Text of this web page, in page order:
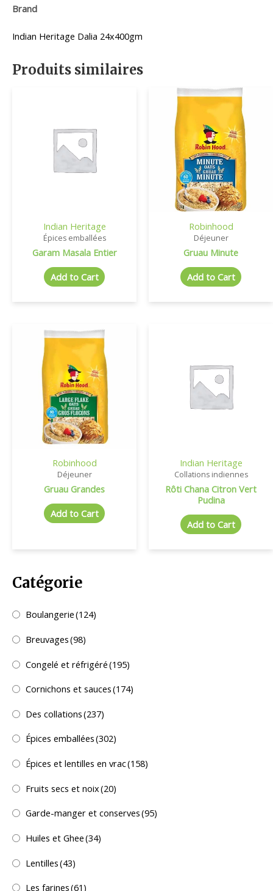
Catégorie
Boulangerie(124)
Breuvages(98)
Congelé et réfrigéré(195)
Cornichons et sauces(174)
Des collations(237)
Épices emballées(302)
Épices et lentilles en vrac(158)
Fruits secs et noix(20)
Garde-manger et conserves(95)
Huiles et Ghee(34)
Lentilles(43)
Les farines(61)
Brand
Indian Heritage Dalia 24x400gm
Produits similaires
Indian Heritage
Épices emballées
Garam Masala Entier
Add to Cart
Robinhood
Déjeuner
Gruau Minute
Add to Cart
Robinhood
Déjeuner
Gruau Grandes
Add to Cart
Indian Heritage
Collations indiennes
Rôti Chana Citron Vert
Pudina
Add to Cart